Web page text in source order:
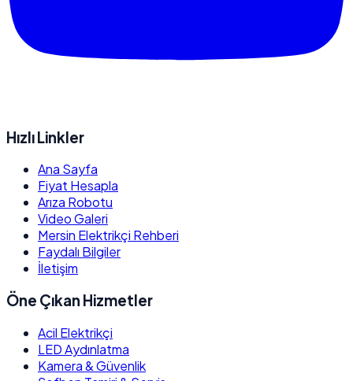
Hızlı Linkler
Ana Sayfa
Fiyat Hesapla
Arıza Robotu
Video Galeri
Mersin Elektrikçi Rehberi
Faydalı Bilgiler
İletişim
Öne Çıkan Hizmetler
Acil Elektrikçi
LED Aydınlatma
Kamera & Güvenlik